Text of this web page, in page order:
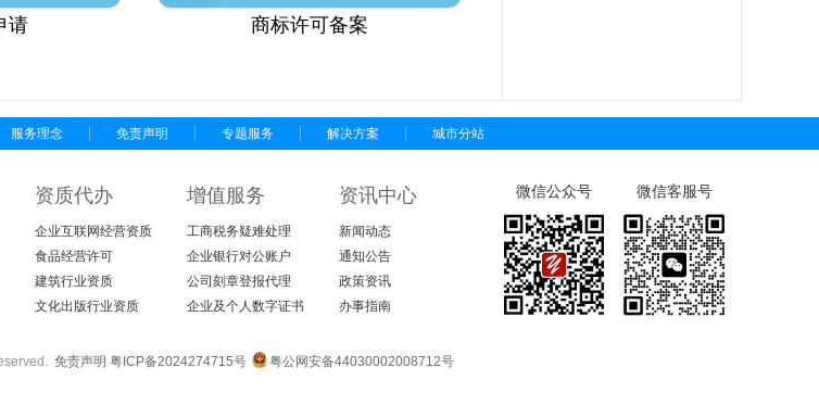
请 商标许可备案
服务理念 免责声明 专题服务 解决方案 城市分站
资质代办
企业互联网经营资质
食品经营许可
建筑行业资质
文化出版行业资质
增值服务
工商税务疑难处理
企业银行对公账户
公司刻章登报代理
企业及个人数字证书
资讯中心
新闻动态
通知公告
政策资讯
办事指南
微信公众号 微信客服号
免责声明 粤ICP备2024274715号 粤公网安备44030002008712号